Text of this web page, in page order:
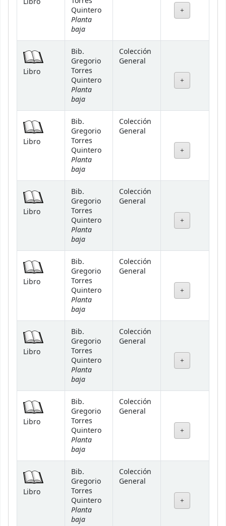
Quintero
Planta
baja
Libro
Bib.
Gregorio
Torres
Quintero
Planta
baja
Colección
General
Libro
Bib.
Gregorio
Torres
Quintero
Planta
baja
Colección
General
Libro
Bib.
Gregorio
Torres
Quintero
Planta
baja
Colección
General
Libro
Bib.
Gregorio
Torres
Quintero
Planta
baja
Colección
General
Libro
Bib.
Gregorio
Torres
Quintero
Planta
baja
Colección
General
Libro
Bib.
Gregorio
Torres
Quintero
Planta
baja
Colección
General
Libro
Bib.
Gregorio
Torres
Quintero
Planta
baja
Colección
General